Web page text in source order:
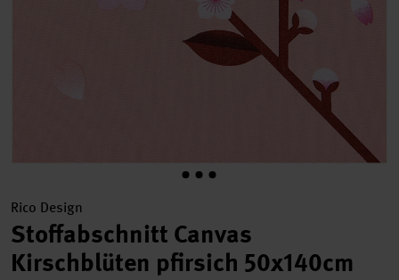
Rico Design
Stoffabschnitt Canvas
Kirschblüten pfirsich 50x140cm